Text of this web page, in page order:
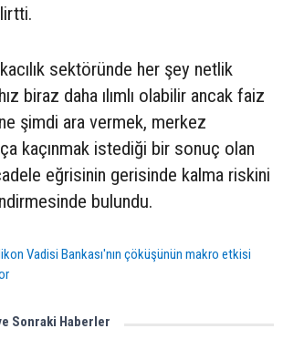
sektöründe her şey netlik
biraz daha ılımlı olabilir ancak faiz
şimdi ara vermek, merkez
kaçınmak istediği bir sonuç olan
eğrisinin gerisinde kalma riskini
bulundu.
Vadisi Bankası'nın çöküşünün makro etkisi
Sonraki Haberler